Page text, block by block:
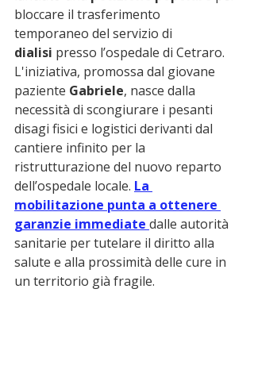
bloccare il trasferimento
temporaneo del servizio di
dialisi presso l’ospedale di Cetraro.
L'iniziativa, promossa dal giovane
paziente Gabriele, nasce dalla
necessità di scongiurare i pesanti
disagi fisici e logistici derivanti dal
cantiere infinito per la
ristrutturazione del nuovo reparto
dell’ospedale locale. La
mobilitazione punta a ottenere
garanzie immediate dalle autorità
sanitarie per tutelare il diritto alla
salute e alla prossimità delle cure in
un territorio già fragile.